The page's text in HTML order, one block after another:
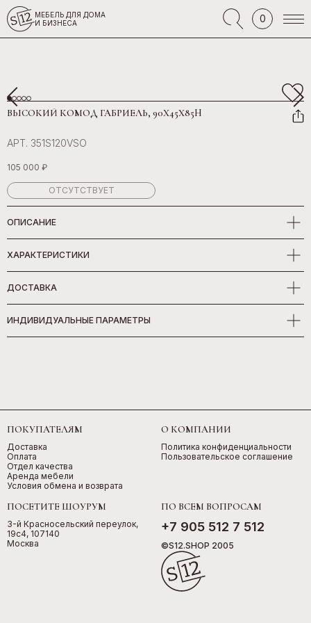
МЕБЕЛЬ ДЛЯ ДОМА
И БИЗНЕСА
0
ВЫСОКИЙ КОМОД ГАБРИЕЛЬ, 90Х45Х85H
АРТ. 351S120VSO
105 000 ₽
ОТСУТСТВУЕТ
ОПИСАНИЕ
ХАРАКТЕРИСТИКИ
ДОСТАВКА
ИНДИВИДУАЛЬНЫЕ ПАРАМЕТРЫ
ПОКУПАТЕЛЯМ
Доставка
Оплата
Отдел качества
Аренда мебели
Условия обмена и возврата
О КОМПАНИИ
Политика конфиденциальности
Пользовательское соглашение
ПОСЕТИТЕ ШОУРУМ
3-й Красносельский переулок,
19с4, 107140
Москва
ПО ВСЕМ ВОПРОСАМ
+7 905 512 7 512
©S12.SHOP 2005